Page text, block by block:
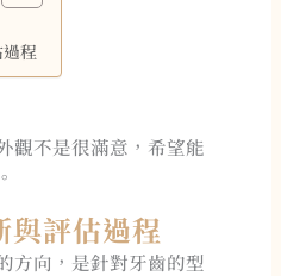
程
觀不是很滿意，希望能
與評估過程
方向，是針對牙齒的型